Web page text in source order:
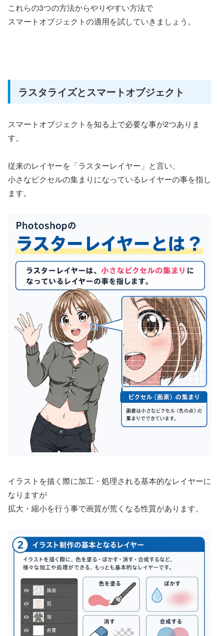
これらの3つの方法からやりやすい方法で
スマートオブジェクトの適用を試していきましょう。
ラスタライズとスマートオブジェクト
スマートオブジェクトを知る上で必要な事が2つありま
す。
従来のレイヤーを「ラスターレイヤー」と言い、
小さなピクセルの集まりになっているレイヤーの事を指し
ます。
イラストを描く際に加工・処理される基本的なレイヤーに
なりますが
拡大・縮小を行う事で画質が荒くなる性質があります。